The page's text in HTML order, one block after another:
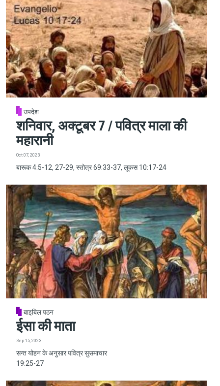
उपदेश
शनिवार, अक्टूबर 7 / पवित्र माला की
महारानी
Oct 07, 2023
बारूक 4:5-12, 27-29, स्तोत्र 69:33-37, लूकस 10:17-24
बाइबिल पठन
ईसा की माता
Sep 15, 2023
सन्त योहन के अनुसार पवित्र सुसमाचार
19:25-27